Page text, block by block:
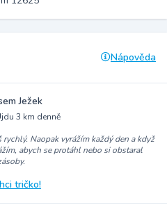
Nápověda
Ježek
3 km denně
Naopak vyrážím každý den a když
abych se protáhl nebo si obstaral
tričko!